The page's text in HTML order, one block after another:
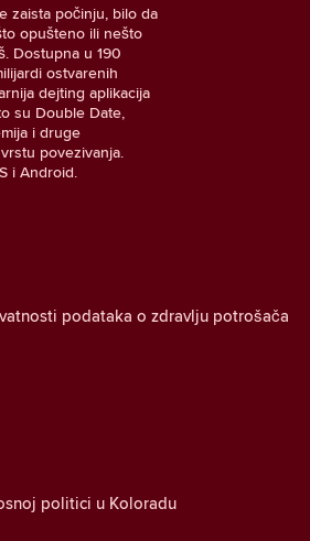
zaista počinju, bilo da
opušteno ili nešto
Dostupna u 190
ostvarenih
dejting aplikacija
su Double Date,
i druge
povezivanja.
i Android.
podataka o zdravlju potrošača
politici u Koloradu